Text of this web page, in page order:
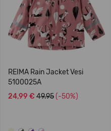
REIMA Rain Jacket Vesi
5100025A
24,99 € 49.95 (-50%)